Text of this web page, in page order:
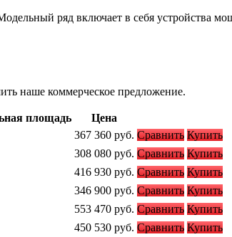
ряд включает в себя устройства
наше коммерческое предложение.
площадь
Цена
367 360 руб. Сравнить Купить
308 080 руб. Сравнить Купить
416 930 руб. Сравнить Купить
346 900 руб. Сравнить Купить
553 470 руб. Сравнить Купить
450 530 руб. Сравнить Купить